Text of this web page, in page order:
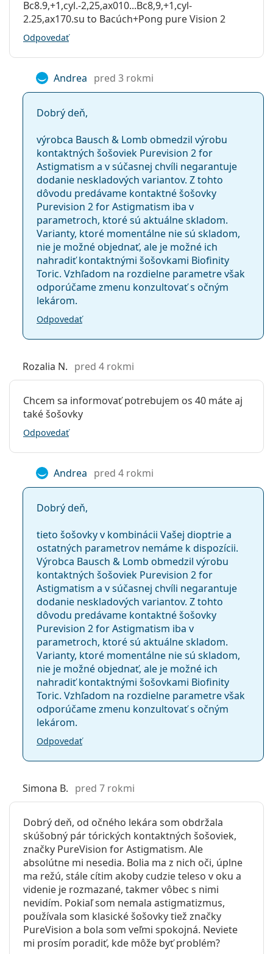
Tórické šošovky
Kontinuálne
Kontaktné šošovky
Bc8.9,+1,cyl.-2,25,ax010...Bc8,9,+1,cyl-
2.25,ax170.su to Bacúch+Pong pure Vision 2
Odpovedať
Andrea pred 3 rokmi
Dobrý deň,
výrobca Bausch & Lomb obmedzil výrobu
kontaktných šošoviek Purevision 2 for
Astigmatism a v súčasnej chvíli negarantuje
dodanie neskladových variantov. Z tohto
dôvodu predávame kontaktné šošovky
Purevision 2 for Astigmatism iba v
parametroch, ktoré sú aktuálne skladom.
Varianty, ktoré momentálne nie sú skladom,
nie je možné objednať, ale je možné ich
nahradiť kontaktnými šošovkami Biofinity
Toric. Vzhľadom na rozdielne parametre však
odporúčame zmenu konzultovať s očným
lekárom.
Odpovedať
Rozalia N. pred 4 rokmi
Chcem sa informovať potrebujem os 40 máte aj
také šošovky
Odpovedať
Andrea pred 4 rokmi
Dobrý deň,
tieto šošovky v kombinácii Vašej dioptrie a
ostatných parametrov nemáme k dispozícii.
Výrobca Bausch & Lomb obmedzil výrobu
kontaktných šošoviek Purevision 2 for
Astigmatism a v súčasnej chvíli negarantuje
dodanie neskladových variantov. Z tohto
dôvodu predávame kontaktné šošovky
Purevision 2 for Astigmatism iba v
parametroch, ktoré sú aktuálne skladom.
Varianty, ktoré momentálne nie sú skladom,
nie je možné objednať, ale je možné ich
nahradiť kontaktnými šošovkami Biofinity
Toric. Vzhľadom na rozdielne parametre však
odporúčame zmenu konzultovať s očným
lekárom.
Odpovedať
Simona B. pred 7 rokmi
Dobrý deň, od očného lekára som obdržala
skúšobný pár tórických kontaktných šošoviek,
značky PureVision for Astigmatism. Ale
absolútne mi nesedia. Bolia ma z nich oči, úplne
ma režú, stále cítim akoby cudzie teleso v oku a
videnie je rozmazané, takmer vôbec s nimi
nevidím. Pokiaľ som nemala astigmatizmus,
používala som klasické šošovky tiež značky
PureVision a bola som veľmi spokojná. Neviete
mi prosím poradiť, kde môže byť problém?